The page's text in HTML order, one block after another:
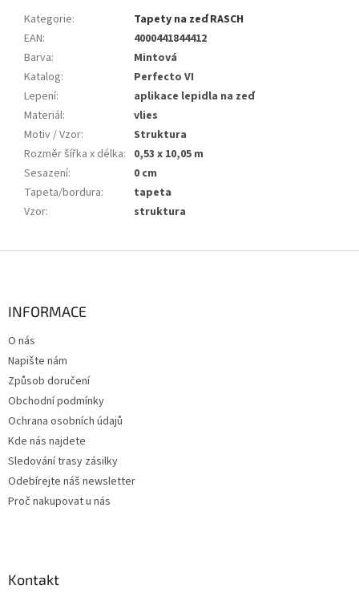
Kategorie:
Tapety na zeď RASCH
EAN:
4000441844412
Barva:
Mintová
Katalog:
Perfecto VI
Lepení:
aplikace lepidla na zeď
Materiál:
vlies
Motiv / Vzor:
Struktura
Rozměr šířka x délka: 0,53 x 10,05 m
Sesazení:
0 cm
Tapeta/bordura:
tapeta
Vzor: struktura
INFORMACE
O nás
Napište nám
Způsob doručení
Obchodní podmínky
Ochrana osobních údajů
Kde nás najdete
Sledování trasy zásilky
Odebírejte náš newsletter
Proč nakupovat u nás
Kontakt